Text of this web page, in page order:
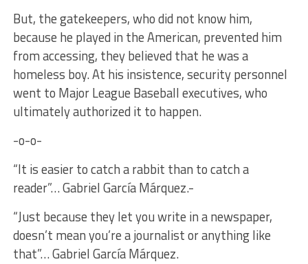
But, the gatekeepers, who did not know him,
because he played in the American, prevented him
from accessing, they believed that he was a
homeless boy. At his insistence, security personnel
went to Major League Baseball executives, who
ultimately authorized it to happen.
-o-o-
“It is easier to catch a rabbit than to catch a
reader”… Gabriel García Márquez.-
“Just because they let you write in a newspaper,
doesn’t mean you’re a journalist or anything like
that”… Gabriel García Márquez.